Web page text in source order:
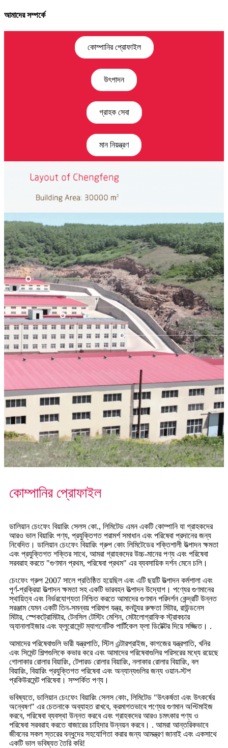
আমাদের সম্পর্কে
কোম্পানির প্রোফাইল
উৎপাদন
গ্রাহক সেবা
মান নিয়ন্ত্রণ
কোম্পানির প্রোফাইল
ডালিয়ান চেংফেং বিয়ারিং সেলস কো., লিমিটেড এমন একটি কোম্পানি যা গ্রাহকদের
আরও ভাল বিয়ারিং পণ্য, প্রযুক্তিগত পরামর্শ সমাধান এবং পরিষেবা প্রদানের জন্য
নিবেদিত। ডালিয়ান চেংফেং বিয়ারিং গ্রুপ কোং লিমিটেডের শক্তিশালী উত্পাদন ক্ষমতা
এবং প্রযুক্তিগত শক্তির সাথে, আমরা গ্রাহকদের উচ্চ-মানের পণ্য এবং পরিষেবা
সরবরাহ করতে "গুণমান প্রথম, পরিষেবা প্রথম" এর ব্যবসায়িক দর্শন মেনে চলি।
চেংফেং গ্রুপ 2007 সালে প্রতিষ্ঠিত হয়েছিল এবং এটি ছয়টি উত্পাদন কর্মশালা এবং
পূর্ণ-প্রক্রিয়া উত্পাদন ক্ষমতা সহ একটি ভারবহন উত্পাদন উদ্যোগ। পণ্যের গুণমানের
স্থায়িত্ব এবং নির্ভরযোগ্যতা নিশ্চিত করতে আমাদের গুণমান পরিদর্শন কেন্দ্রটি উন্নত
সরঞ্জাম যেমন একটি তিন-সমন্বয় পরিমাপ যন্ত্র, কনট্যুর রুক্ষতা মিটার, রাউন্ডনেস
মিটার, স্পেকট্রোমিটার, টেনসিল টেস্টিং মেশিন, মেটালোগ্রাফিক স্ট্রাকচার
অ্যানালাইজার এবং ফ্লুরোসেন্ট ম্যাগনেটিক পার্টিকেল ফ্লা ডিটেক্টর দিয়ে সজ্জিত। .
আমাদের পরিষেবাগুলি ভারী যন্ত্রপাতি, স্টিল এন্টারপ্রাইজ, কাগজের যন্ত্রপাতি, খনির
এবং সিমেন্ট শিল্পগুলিকে কভার করে এবং আমাদের পরিষেবাগুলির পরিসরের মধ্যে রয়েছে
গোলাকার রোলার বিয়ারিং, টেপারড রোলার বিয়ারিং, নলাকার রোলার বিয়ারিং, বল
বিয়ারিং, বিয়ারিং প্রযুক্তিগত পরিষেবা এবং অন্যান্যগুলির জন্য ওয়ান-স্টপ
প্রকিউরমেন্ট পরিষেবা। সম্পর্কিত পণ্য।
ভবিষ্যতে, ডালিয়ান চেংফেং বিয়ারিং সেলস কোং, লিমিটেড "উৎকর্ষতা এবং উৎকর্ষের
অন্বেষণ" এর চেতনাকে অব্যাহত রাখবে, ক্রমাগতভাবে পণ্যের গুণমান অপ্টিমাইজ
করবে, পরিষেবা ব্যবস্থা উন্নত করবে এবং গ্রাহকদের আরও চমৎকার পণ্য ও
পরিষেবা সরবরাহ করতে বাজারের চাহিদার উন্নয়ন করবে। . আমরা আন্তরিকভাবে
জীবনের সকল স্তরের বন্ধুদের সহযোগিতা করার জন্য আমন্ত্রণ জানাই এবং একসাথে
একটি ভাল ভবিষ্যত তৈরি করি!